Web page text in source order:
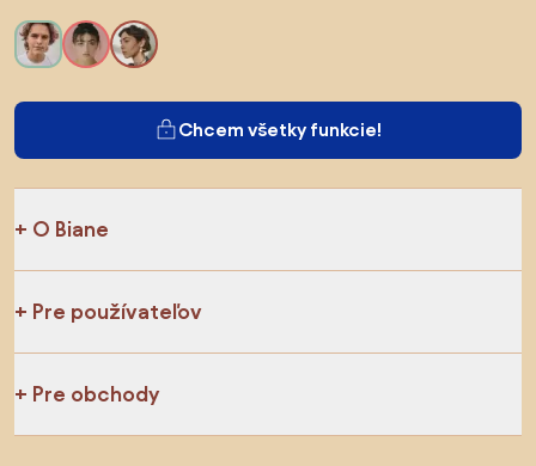
Chcem všetky funkcie!
O Biane
Pre používateľov
Pre obchody